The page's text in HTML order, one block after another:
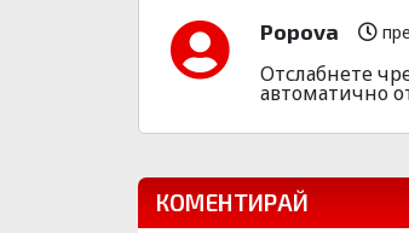
Popovа
Отслабнете
автоматично
КОМЕНТИРАЙ